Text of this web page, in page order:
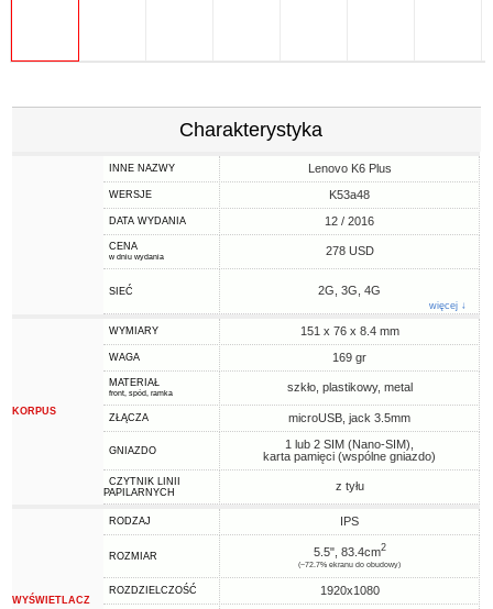
Charakterystyka
INNE NAZWY Lenovo K6 Plus
WERSJE K53a48
DATA WYDANIA 12 / 2016
CENA
w dniu wydania 278 USD
SIEĆ 2G, 3G, 4G
więcej ↓
KORPUS
WYMIARY 151 x 76 x 8.4 mm
WAGA 169 gr
MATERIAŁ
front, spód, ramka szkło, plastikowy, metal
ZŁĄCZA microUSB, jack 3.5mm
GNIAZDO
1 lub 2 SIM (Nano-SIM),
karta pamięci (wspólne gniazdo)
CZYTNIK LINII
PAPILARNYCH
z tyłu
WYŚWIETLACZ
RODZAJ IPS
ROZMIAR 5.5", 83.4cm2
(~72.7% ekranu do obudowy)
ROZDZIELCZOŚĆ 1920x1080